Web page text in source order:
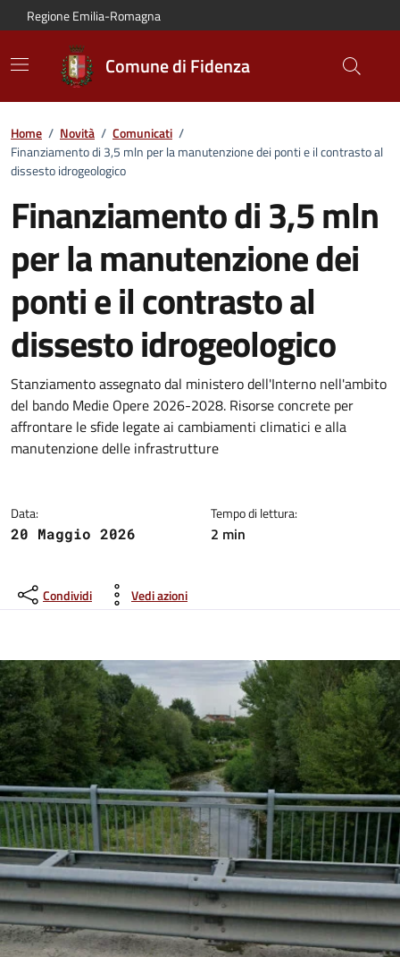
Vai al contenuto principale
Vai alla navigazione del sito
Vai al piede di pagina
Regione Emilia-Romagna
Comune di Fidenza
Home / Novità / Comunicati /
Finanziamento di 3,5 mln per la manutenzione dei ponti e il contrasto al
dissesto idrogeologico
Finanziamento di 3,5 mln
per la manutenzione dei
ponti e il contrasto al
dissesto idrogeologico
Dettagli del comunicato:
Stanziamento assegnato dal ministero dell'Interno nell'ambito
del bando Medie Opere 2026-2028. Risorse concrete per
affrontare le sfide legate ai cambiamenti climatici e alla
manutenzione delle infrastrutture
Data:
20 Maggio 2026
Tempo di lettura:
2 min
Condividi Vedi azioni